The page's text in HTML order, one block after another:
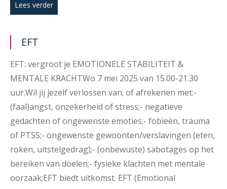
Lees verder
EFT
EFT: vergroot je EMOTIONELE STABILITEIT &
MENTALE KRACHTWo 7 mei 2025 van 15.00-21.30
uur.Wil jij jezelf verlossen van; of afrekenen met:-
(faal)angst, onzekerheid of stress;- negatieve
gedachten of ongewenste emoties;- fobieën, trauma
of PTSS;- ongewenste gewoonten/verslavingen (eten,
roken, uitstelgedrag);- (onbewuste) sabotages op het
bereiken van doelen;- fysieke klachten met mentale
oorzaak;EFT biedt uitkomst. EFT (Emotional